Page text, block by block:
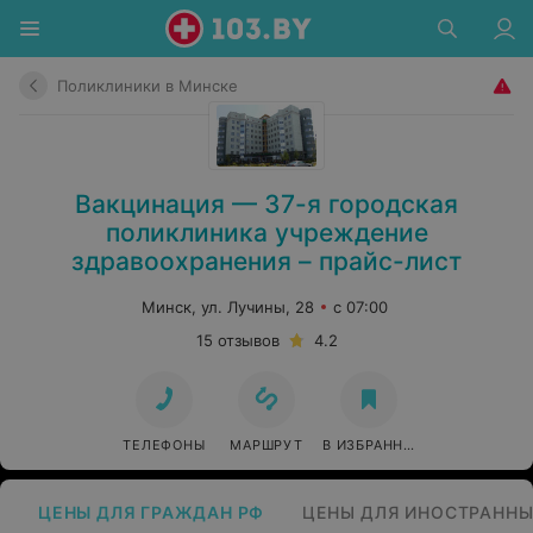
Поликлиники в Минске
Вакцинация — 37-я городская
поликлиника учреждение
здравоохранения – прайс-лист
Минск, ул. Лучины, 28
с 07:00
15 отзывов
4.2
ТЕЛЕФОНЫ МАРШРУТ В ИЗБРАННОЕ
ЦЕНЫ ДЛЯ ГРАЖДАН РФ ЦЕНЫ ДЛЯ